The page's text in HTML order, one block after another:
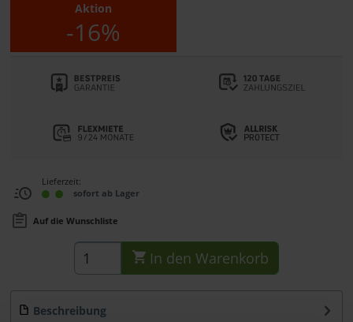
Aktion
-16%
Lieferzeit:
sofort ab Lager
Auf die Wunschliste
In den Warenkorb
Beschreibung